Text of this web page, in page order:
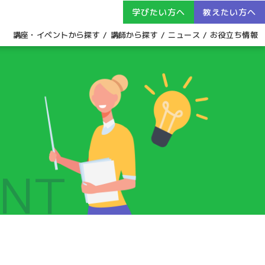
学びたい方へ 教えたい方へ
講座・イベントから探す 講師から探す ニュース お役立ち情報